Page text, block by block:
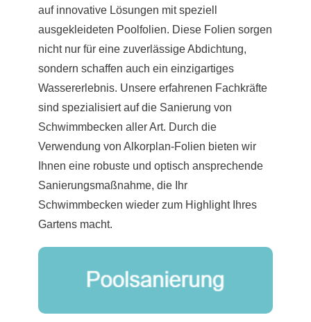
auf innovative Lösungen mit speziell
ausgekleideten Poolfolien. Diese Folien sorgen
nicht nur für eine zuverlässige Abdichtung,
sondern schaffen auch ein einzigartiges
Wassererlebnis. Unsere erfahrenen Fachkräfte
sind spezialisiert auf die Sanierung von
Schwimmbecken aller Art. Durch die
Verwendung von Alkorplan-Folien bieten wir
Ihnen eine robuste und optisch ansprechende
Sanierungsmaßnahme, die Ihr
Schwimmbecken wieder zum Highlight Ihres
Gartens macht.